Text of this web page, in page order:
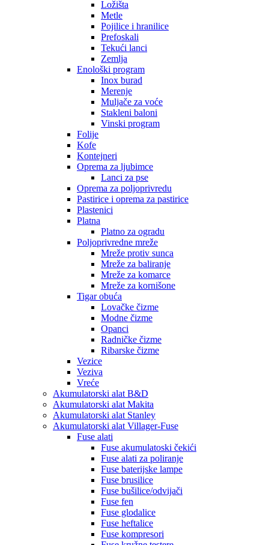
Ložišta
Metle
Pojilice i hranilice
Prefoskali
Tekući lanci
Zemlja
Enološki program
Inox burad
Merenje
Muljače za voće
Stakleni baloni
Vinski program
Folije
Kofe
Kontejneri
Oprema za ljubimce
Lanci za pse
Oprema za poljoprivredu
Pastirice i oprema za pastirice
Plastenici
Platna
Platno za ogradu
Poljoprivredne mreže
Mreže protiv sunca
Mreže za baliranje
Mreže za komarce
Mreže za kornišone
Tigar obuća
Lovačke čizme
Modne čizme
Opanci
Radničke čizme
Ribarske čizme
Vezice
Veziva
Vreće
Akumulatorski alat B&D
Akumulatorski alat Makita
Akumulatorski alat Stanley
Akumulatorski alat Villager-Fuse
Fuse alati
Fuse akumulatoski čekići
Fuse alati za poliranje
Fuse baterijske lampe
Fuse brusilice
Fuse bušilice/odvijači
Fuse fen
Fuse glodalice
Fuse heftalice
Fuse kompresori